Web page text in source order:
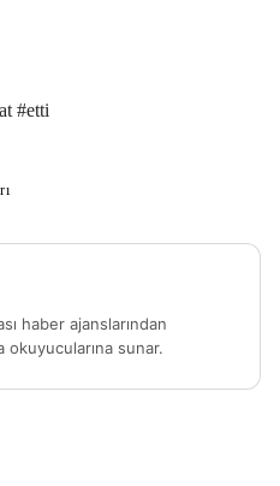
#etti
haber ajanslarından
okuyucularına sunar.